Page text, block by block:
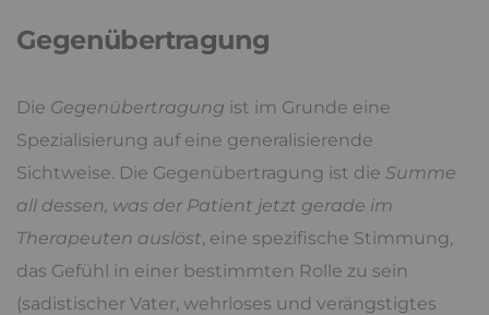
Gegenübertragung
Die Gegenübertragung ist im Grunde eine
Spezialisierung auf eine generalisierende
Sichtweise. Die Gegenübertragung ist die Summe
all dessen, was der Patient jetzt gerade im
Therapeuten auslöst, eine spezifische Stimmung,
das Gefühl in einer bestimmten Rolle zu sein
(sadistischer Vater, wehrloses und verängstigtes